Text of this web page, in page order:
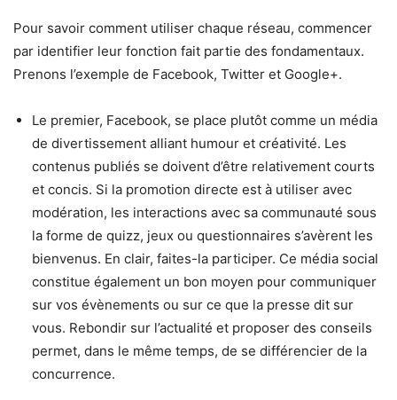
Pour savoir comment utiliser chaque réseau, commencer
par identifier leur fonction fait partie des fondamentaux.
Prenons l’exemple de Facebook, Twitter et Google+.
Le premier, Facebook, se place plutôt comme un média
de divertissement alliant humour et créativité. Les
contenus publiés se doivent d’être relativement courts
et concis. Si la promotion directe est à utiliser avec
modération, les interactions avec sa communauté sous
la forme de quizz, jeux ou questionnaires s’avèrent les
bienvenus. En clair, faites-la participer. Ce média social
constitue également un bon moyen pour communiquer
sur vos évènements ou sur ce que la presse dit sur
vous. Rebondir sur l’actualité et proposer des conseils
permet, dans le même temps, de se différencier de la
concurrence.